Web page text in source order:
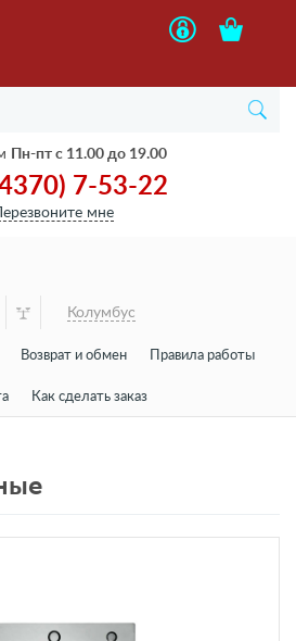
Пн-пт с 11.00 до 19.00
7-53-22
Перезвоните мне
Колумбус
Возврат и обмен Правила работы
Как сделать заказ